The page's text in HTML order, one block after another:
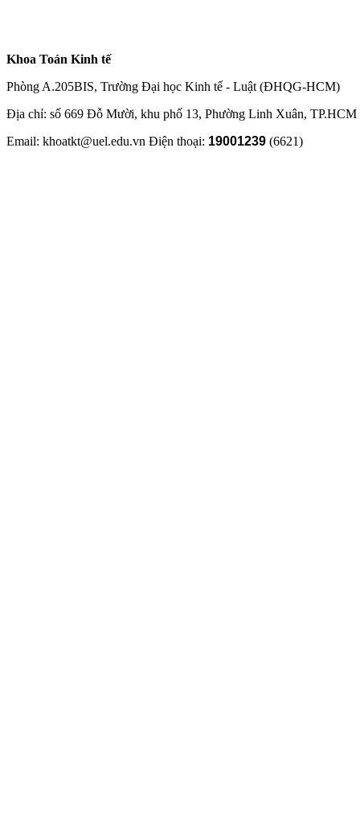
Khoa Toán Kinh tế
Phòng A.205BIS, Trường Đại học Kinh tế - Luật (ĐHQG-HCM)
Địa chỉ: số 669 Đỗ Mười, khu phố 13, Phường Linh Xuân, TP.HCM
Email: khoatkt@uel.edu.vn Điện thoại: 19001239 (6621)